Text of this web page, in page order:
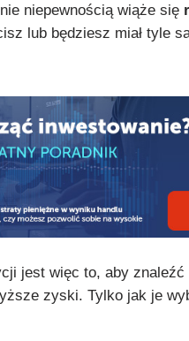
niepewnością wiąże się
lub będziesz miał tyle
jest więc to, aby
zyski. Tylko jak je